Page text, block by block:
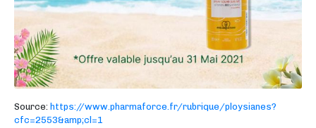
Source: https://www.pharmaforce.fr/rubrique/ploysianes?
cfc=2553&amp;cl=1